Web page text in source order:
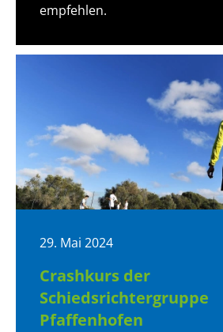
empfehlen.
29. Mai 2024
Crashkurs der
Schiedsrichtergruppe
Pfaffenhofen